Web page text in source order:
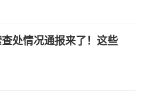
处情况通报来了！这些